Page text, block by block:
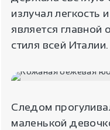
излучал легкость
является главной
стиля всей Италии.
Следом
маленькой